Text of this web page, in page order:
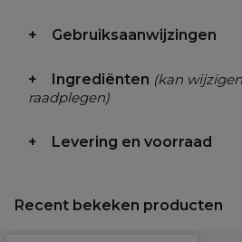
Gebruiksaanwijzingen
Ingrediënten (kan
raadplegen)
Levering en voorraad
Recent bekeken producten